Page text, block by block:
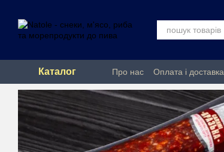
Каталог Про нас Оплата і доставка